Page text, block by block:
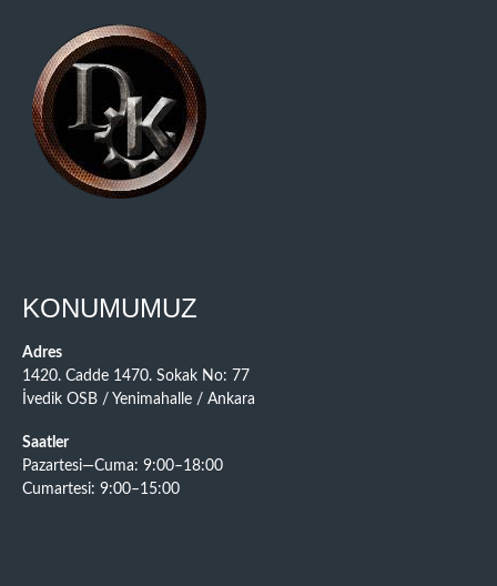
KONUMUMUZ
Adres
1420. Cadde 1470. Sokak No: 77
İvedik OSB / Yenimahalle / Ankara
Saatler
Pazartesi—Cuma: 9:00–18:00
Cumartesi: 9:00–15:00